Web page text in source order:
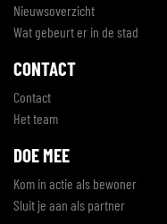
Nieuwsoverzicht
Wat gebeurt er in de stad
CONTACT
Contact
Het team
DOE MEE
Kom in actie als bewoner
Sluit je aan als partner